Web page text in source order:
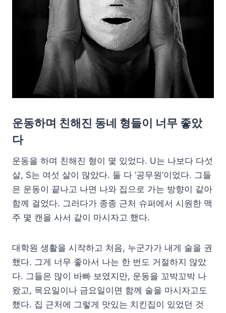
운동하며 친해진 동네 형들이 너무 좋았
다
운동을 하며 친해진 형이 몇 있었다. U는 나보다 다섯
살, S는 여섯 살이 많았다. 둘 다 ‘공무원’이었다. 그들
은 운동이 끝나고 나면 나와 집으로 가는 방향이 같아
함께 걸었다. 그러다가 종종 근처 슈퍼에서 시원한 맥
주 몇 캔을 사서 같이 마시자고 했다.
대학원 생활을 시작하고 처음, 누군가가 내게 술을 권
했다. 그게 너무 좋아서 나는 한 번도 거절하지 않았
다. 그들은 많이 바빠 보였지만, 운동을 꼬박꼬박 나
왔고, 목요일이나 금요일이면 함께 술을 마시자고도
했다. 집 근처에 그렇게 맛있는 치킨집이 있었던 것